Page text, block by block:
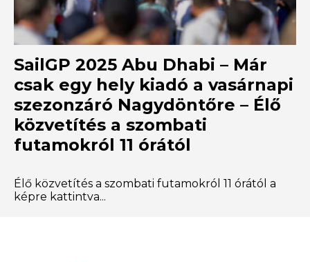
SailGP 2025 Abu Dhabi – Már
csak egy hely kiadó a vasárnapi
szezonzáró Nagydöntőre – Élő
közvetítés a szombati
futamokról 11 órától
Élő közvetítés a szombati futamokról 11 órától a
képre kattintva...